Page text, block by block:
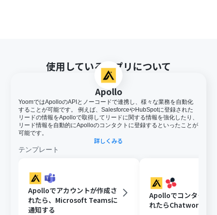
使用しているアプリについて
Apollo
YoomではApolloのAPIとノーコードで連携し、様々な業務を自動化
することが可能です。 例えば、SalesforceやHubSpotに登録された
リードの情報をApolloで取得してリードに関する情報を強化したり、
リード情報を自動的にApolloのコンタクトに登録するといったことが
可能です。
詳しくみる
テンプレート
Apolloでアカウントが作成さ
れたら、Microsoft Teamsに
通知する
Apolloでコンタクト
れたらChatworkに